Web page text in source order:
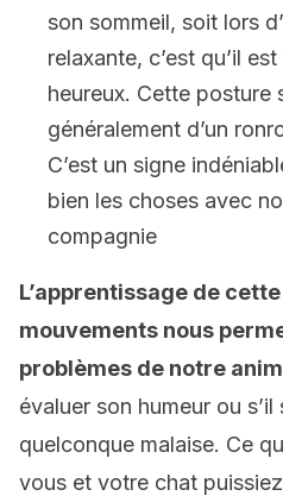
son sommeil, soit lors
relaxante, c’est qu’il
heureux. Cette posture
généralement d’un
C’est un signe
bien les choses avec
compagnie
L’apprentissage de
mouvements nous
problèmes de notre
évaluer son humeur ou s’il
quelconque malaise. Ce
vous et votre chat